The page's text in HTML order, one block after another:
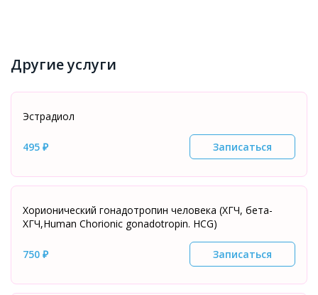
Другие услуги
Эстрадиол
495 ₽ Записаться
Хорионический гонадотропин человека (ХГЧ, бета-
ХГЧ,Нuman Chorionic gonadotropin. HCG)
750 ₽ Записаться